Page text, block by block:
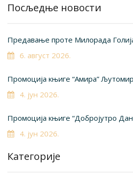
Посљедње новости
Предавање проте Милорада
6. август 2026.
Промоција књиге “Амира”
4. јун 2026.
Промоција књиге “Добројутро
4. јун 2026.
Категорије